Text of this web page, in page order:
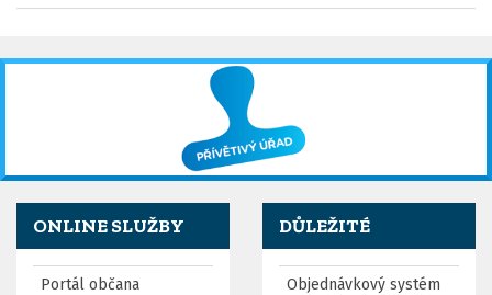
ONLINE SLUŽBY
Portál občana
DŮLEŽITÉ
Objednávkový systém